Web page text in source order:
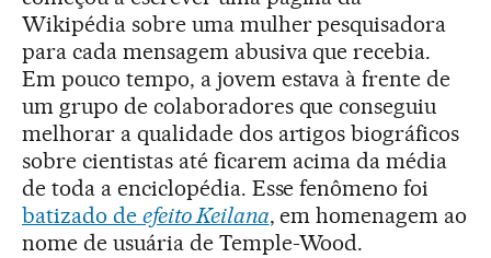
Wikipédia sobre uma mulher pesquisadora
para cada mensagem abusiva que recebia.
Em pouco tempo, a jovem estava à frente de
um grupo de colaboradores que conseguiu
melhorar a qualidade dos artigos biográficos
sobre cientistas até ficarem acima da média
de toda a enciclopédia. Esse fenômeno foi
batizado de efeito Keilana, em homenagem ao
nome de usuária de Temple-Wood.